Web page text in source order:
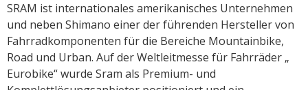
SRAM ist internationales amerikanisches Unternehmen
und neben Shimano einer der führenden Hersteller von
Fahrradkomponenten für die Bereiche Mountainbike,
Road und Urban. Auf der Weltleitmesse für Fahrräder „
Eurobike“ wurde Sram als Premium- und